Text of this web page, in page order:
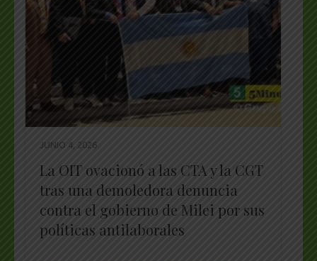
JUNIO 4, 2026
La OIT ovacionó a las CTA y la CGT
tras una demoledora denuncia
contra el gobierno de Milei por sus
políticas antilaborales